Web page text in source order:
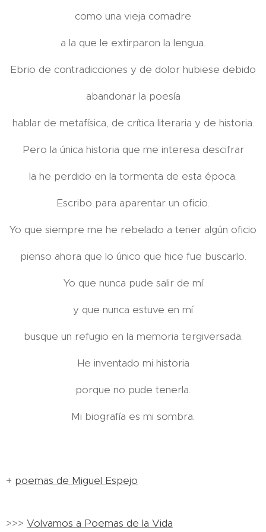
como una vieja comadre
a la que le extirparon la lengua.
Ebrio de contradicciones y de dolor hubiese debido
abandonar la poesía
hablar de metafísica, de crítica literaria y de historia.
Pero la única historia que me interesa descifrar
la he perdido en la tormenta de esta época.
Escribo para aparentar un oficio.
Yo que siempre me he rebelado a tener algún oficio
pienso ahora que lo único que hice fue buscarlo.
Yo que nunca pude salir de mí
y que nunca estuve en mí
busque un refugio en la memoria tergiversada.
He inventado mi historia
porque no pude tenerla.
Mi biografía es mi sombra.
+ poemas de Miguel Espejo
>>> Volvamos a Poemas de la Vida